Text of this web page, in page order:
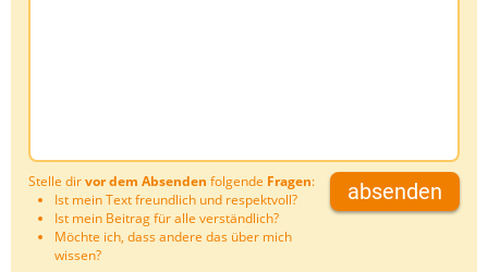
Stelle dirvor dem Absenden folgende Fragen:
Ist mein Text freundlich und respektvoll?
Ist mein Beitrag für alle verständlich?
Möchte ich, dass andere das über mich
wissen?
absenden